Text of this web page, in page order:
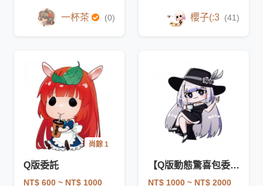
一杯茶 (0) 櫻子(:3 (41)
尚餘 1
Q版委託
NT$ 600 ~ NT$ 1000
【Q版動態驚喜包委託】
NT$ 1000 ~ NT$ 2000